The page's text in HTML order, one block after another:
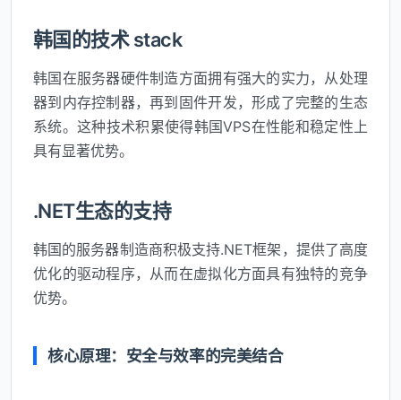
韩国的技术 stack
韩国在服务器硬件制造方面拥有强大的实力，从处理
器到内存控制器，再到固件开发，形成了完整的生态
系统。这种技术积累使得韩国VPS在性能和稳定性上
具有显著优势。
.NET生态的支持
韩国的服务器制造商积极支持.NET框架，提供了高度
优化的驱动程序，从而在虚拟化方面具有独特的竞争
优势。
核心原理：安全与效率的完美结合